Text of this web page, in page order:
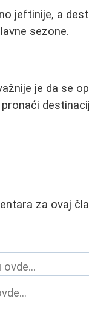
jeftinije, a
sezone.
je da se
za ovaj